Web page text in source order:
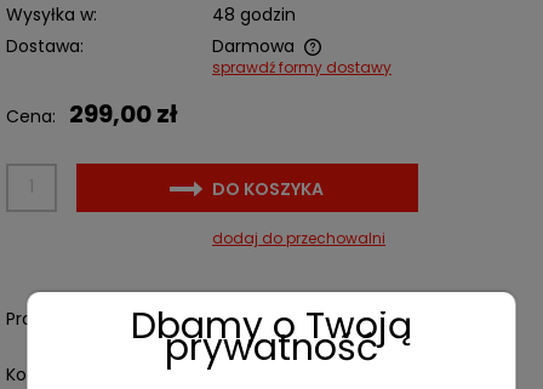
Wysyłka w:
48 godzin
Dostawa:
Darmowa
Cena nie zawiera ewentualnych kosztów płatności
sprawdź formy dostawy
Cena: 299,00 zł
DO KOSZYKA
dodaj do przechowalni
Producent:
Kod produktu: 07814
Dbamy o Twoją
prywatność